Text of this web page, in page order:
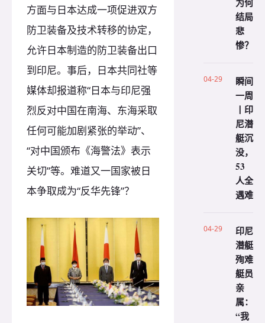
方面与日本达成一项促进双方
防卫装备及技术转移的协定，
允许日本制造的防卫装备出口
到印尼。事后，日本共同社等
媒体却报道称“日本与印尼强
烈反对中国在南海、东海采取
任何可能加剧紧张的举动”、
“对中国颁布《海警法》表示
关切”等。难道又一国家被日
本争取成为“反华先锋”？
结局
悲
惨？
04-29
瞬间
一周
丨印
尼潜
艇沉
没，
53
人全
遇难
04-29
印尼
潜艇
殉难
艇员
亲
属：
“我